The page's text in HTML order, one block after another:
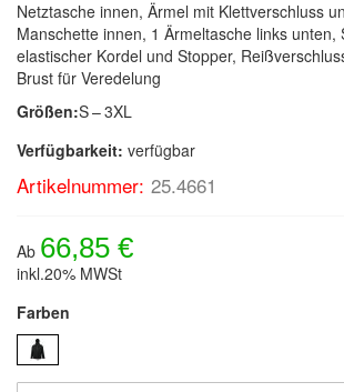
Netztasche innen, Ärmel mit Klettverschluss
Manschette innen, 1 Ärmeltasche links unten,
elastischer Kordel und Stopper,
Brust für Veredelung
Größen:S – 3XL
Verfügbarkeit: verfügbar
Artikelnummer: 25.4661
Ab 66,85 €
inkl.20% MWSt
Farben